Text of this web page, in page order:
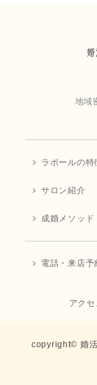
地域
ラポールの特
サロン紹介
成婚メソッド
電話・来店予
アクセ
copyright© 婚